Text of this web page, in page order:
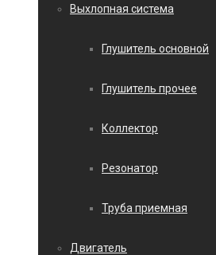
Выхлопная система
Глушитель основной
Глушитель прочее
Коллектор
Резонатор
Труба приемная
Двигатель